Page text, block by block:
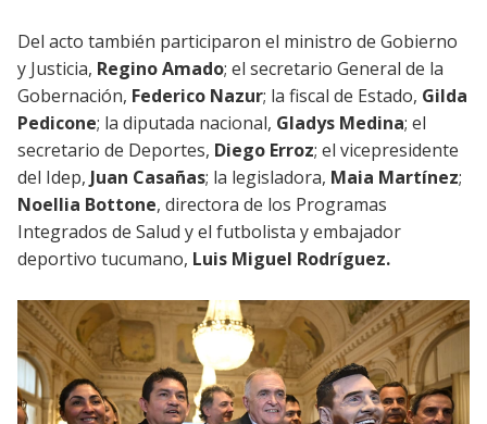
Del acto también participaron el ministro de Gobierno
y Justicia, Regino Amado; el secretario General de la
Gobernación, Federico Nazur; la fiscal de Estado, Gilda
Pedicone; la diputada nacional, Gladys Medina; el
secretario de Deportes, Diego Erroz; el vicepresidente
del Idep, Juan Casañas; la legisladora, Maia Martínez;
Noellia Bottone, directora de los Programas
Integrados de Salud y el futbolista y embajador
deportivo tucumano, Luis Miguel Rodríguez.